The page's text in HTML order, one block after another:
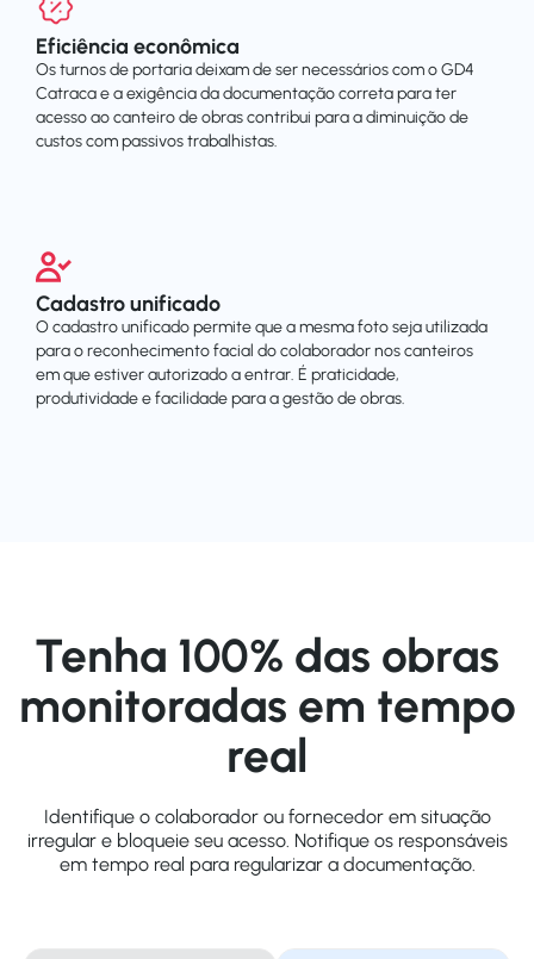
Eficiência econômica
Os turnos de portaria deixam de ser necessários com o GD4
Catraca e a exigência da documentação correta para ter
acesso ao canteiro de obras contribui para a diminuição de
custos com passivos trabalhistas.
Cadastro unificado
O cadastro unificado permite que a mesma foto seja utilizada
para o reconhecimento facial do colaborador nos canteiros
em que estiver autorizado a entrar. É praticidade,
produtividade e facilidade para a gestão de obras.
Tenha 100% das obras
monitoradas em tempo
real
Identifique o colaborador ou fornecedor em situação
irregular e bloqueie seu acesso. Notifique os responsáveis
em tempo real para regularizar a documentação.